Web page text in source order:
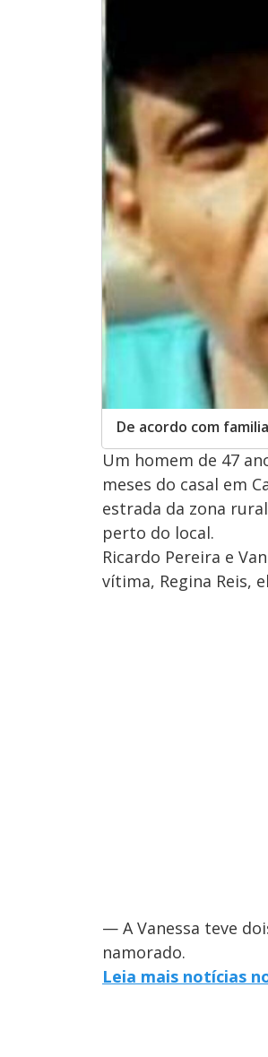
De acordo com
Um homem de 47
meses do casal em
estrada da zona
perto do local.
Ricardo Pereira e
vítima, Regina Reis,
— A Vanessa teve
namorado.
Leia mais notícias